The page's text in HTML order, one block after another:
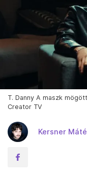
T. Danny A maszk
Creator TV
Kersner Máté